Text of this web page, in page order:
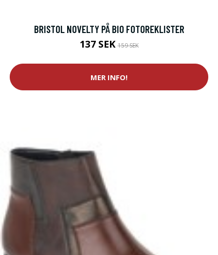
BRISTOL NOVELTY PÅ BIO FOTOREKLISTER
137 SEK159 SEK
MER INFO!